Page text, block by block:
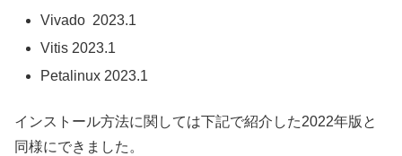
Vivado 2023.1
Vitis 2023.1
Petalinux 2023.1
インストール方法に関しては下記で紹介した2022年版と
同様にできました。